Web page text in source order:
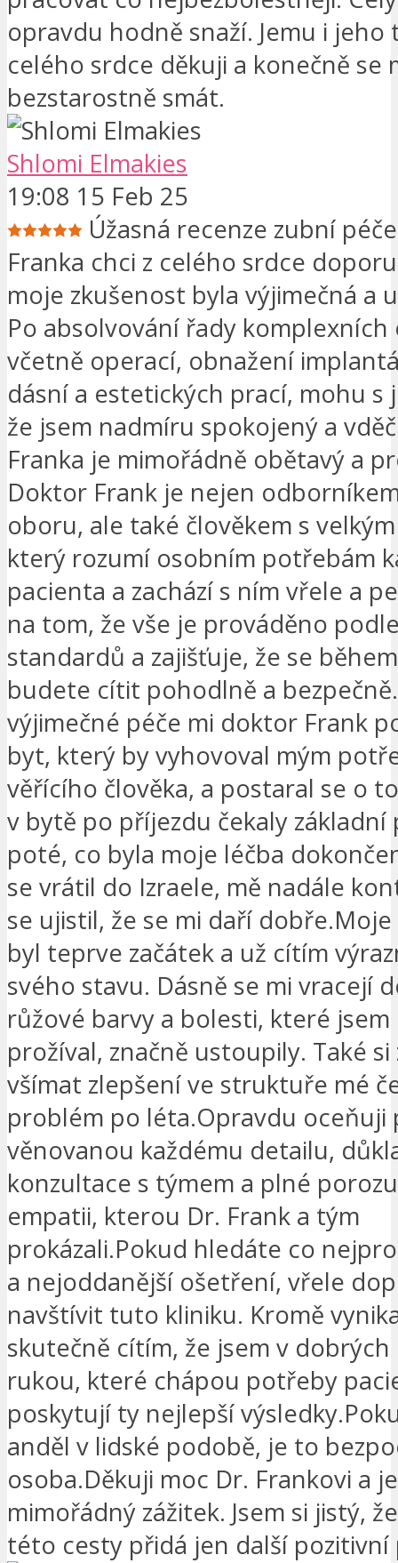
opravdu hodně snaží. Jemu i jeho
celého srdce děkuji a konečně se
bezstarostně smát.
Shlomi Elmakies
19:08 15 Feb 25
Úžasná recenze zubní
Franka chci z celého srdce
moje zkušenost byla výjimečná a
Po absolvování řady
včetně operací, obnažení
dásní a estetických prací, mohu s
že jsem nadmíru spokojený a
Franka je mimořádně obětavý a
Doktor Frank je nejen
oboru, ale také člověkem s
který rozumí osobním potřebám
pacienta a zachází s ním vřele a
na tom, že vše je prováděno
standardů a zajišťuje, že se
budete cítit pohodlně a
výjimečné péče mi doktor Frank
byt, který by vyhovoval mým
věřícího člověka, a postaral se o
v bytě po příjezdu čekaly
poté, co byla moje léčba
se vrátil do Izraele, mě nadále
se ujistil, že se mi daří
byl teprve začátek a už cítím
svého stavu. Dásně se mi vracejí
růžové barvy a bolesti, které
prožíval, značně ustoupily. Také si
všímat zlepšení ve struktuře mé
problém po léta.Opravdu oceňuji
věnovanou každému detailu,
konzultace s týmem a plné
empatii, kterou Dr. Frank a tým
prokázali.Pokud hledáte co
a nejoddanější ošetření, vřele
navštívit tuto kliniku. Kromě
skutečně cítím, že jsem v dobrých
rukou, které chápou potřeby
poskytují ty nejlepší
anděl v lidské podobě, je to
osoba.Děkuji moc Dr. Frankovi a
mimořádný zážitek. Jsem si jistý,
této cesty přidá jen další pozitivní